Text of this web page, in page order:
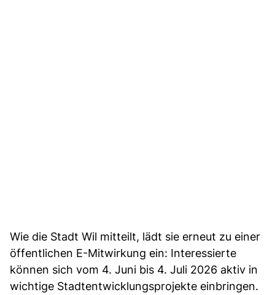
Wie die Stadt Wil mitteilt, lädt sie erneut zu einer
öffentlichen E-Mitwirkung ein: Interessierte
können sich vom 4. Juni bis 4. Juli 2026 aktiv in
wichtige Stadtentwicklungsprojekte einbringen.